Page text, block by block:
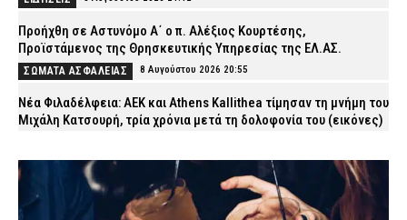
Προήχθη σε Αστυνόμο Α΄ ο π. Αλέξιος Κουρτέσης,
Προϊστάμενος της Θρησκευτικής Υπηρεσίας της ΕΛ.ΑΣ.
ΣΩΜΑΤΑ ΑΣΦΑΛΕΙΑΣ 8 Αυγούστου 2026 20:55
Νέα Φιλαδέλφεια: ΑΕΚ και Athens Kallithea τίμησαν τη μνήμη του
Μιχάλη Κατσουρή, τρία χρόνια μετά τη δολοφονία του (εικόνες)
Άγριος ξυλοδαρμός 51χρονου στο Ρέθυμνο – Συνελήφθησαν
πέντε άτομα
8 Αυγούστου 2026 20:25